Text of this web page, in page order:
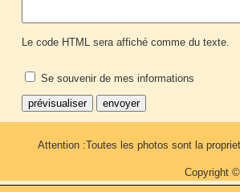
Le code HTML sera affiché comme du texte.
Se souvenir de mes informations
Attention :Toutes les photos sont la
Copyright